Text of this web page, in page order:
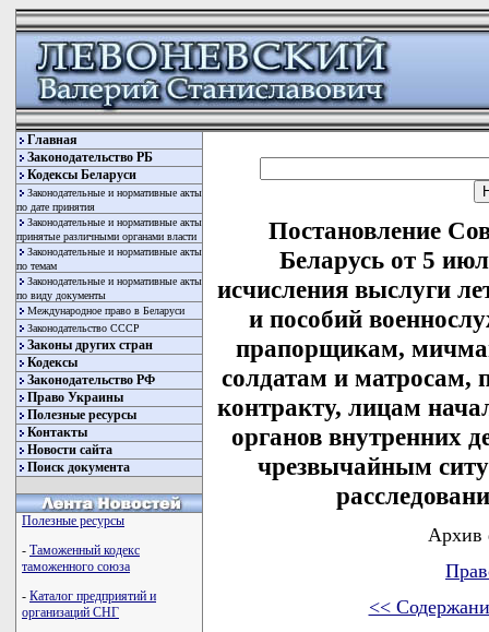
Главная
Законодательство РБ
Кодексы Беларуси
Законодательные и нормативные акты
по дате принятия
Законодательные и нормативные акты
принятые различными органами власти
Законодательные и нормативные акты
по темам
Законодательные и нормативные акты
по виду документы
Международное право в Беларуси
Законодательство СССР
Законы других стран
Кодексы
Законодательство РФ
Право Украины
Полезные ресурсы
Контакты
Новости сайта
Поиск документа
Полезные ресурсы
- Таможенный кодекс
таможенного союза
- Каталог предприятий и
организаций СНГ
Постановление
Беларусь от 5
исчисления выслуги
и пособий
прапорщикам,
солдатам и матросам,
контракту, лицам
органов внутренних
чрезвычайным
Архив
<<